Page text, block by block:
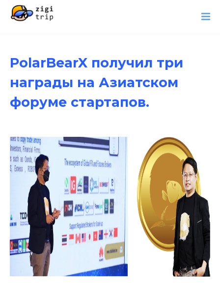
PolarBearX получил три
награды на Азиатском
форуме стартапов.